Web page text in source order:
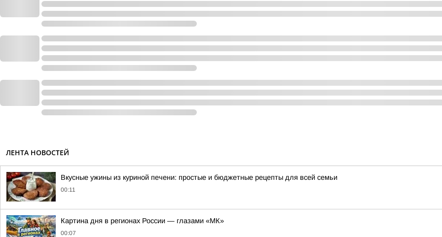
ЛЕНТА НОВОСТЕЙ
Вкусные ужины из куриной печени: простые и бюджетные рецепты для всей семьи
00:11
Картина дня в регионах России — глазами «МК»
00:07